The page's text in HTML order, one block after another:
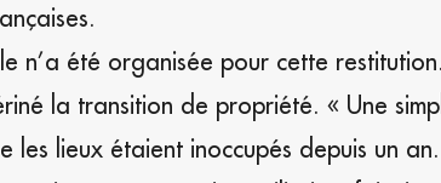
n’a été organisée pour cette
la transition de propriété. « Une
les lieux étaient inoccupés depuis un an.